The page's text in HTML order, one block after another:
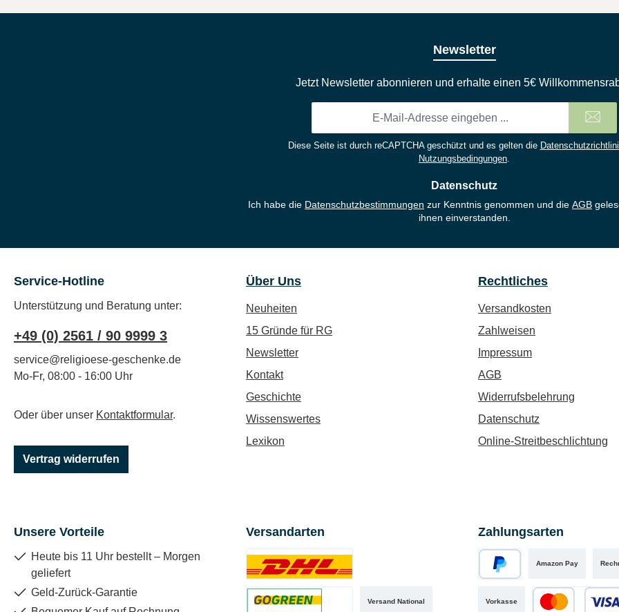
Newsletter
Jetzt Newsletter abonnieren und erhalte einen 5€
*
Diese Seite ist durch reCAPTCHA geschützt und es gelten die
Nutzungsbedingungen
Datenschutz
Ich habe die Datenschutzbestimmungen zur Kenntnis genommen und die AGB
ihnen einverstanden.
Service-Hotline
Unterstützung und Beratung unter:
+49 (0) 2561 / 90 9999 3
service@religioese-geschenke.de
Mo-Fr, 08:00 - 16:00 Uhr
Oder über unser Kontaktformular.
Vertrag widerrufen
Über Uns
Neuheiten
15 Gründe für RG
Newsletter
Kontakt
Geschichte
Wissenswertes
Lexikon
Rechtliches
Versandkosten
Zahlweisen
Impressum
AGB
Widerrufsbelehrung
Datenschutz
Online-Streitbeschlichtung
Unsere Vorteile
Heute bis 11 Uhr bestellt – Morgen
geliefert
Geld-Zurück-Garantie
Versandarten
Versand National
Benutzerdefiniertes Bild 1
Zahlungsarten
Amazon Pay
Vorkasse